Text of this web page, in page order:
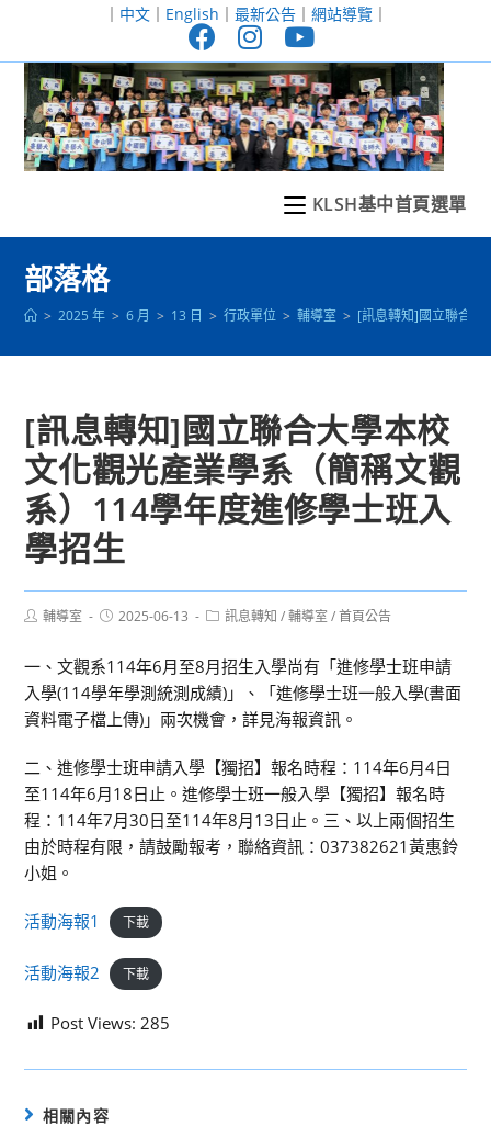
至
｜ 中文｜ English ｜ 最新公告｜ 網站導覽｜
KLSH基中首頁選單
部落格
> 2025 年 > 6 月 > 13 日 > 行政單位 > 輔導室 > [訊息轉知]國立聯合大
[訊息轉知]國立聯合大學本校
文化觀光產業學系（簡稱文觀
系）114學年度進修學士班入
學招生
Post輔導室
Post2025-06-13
Post訊息轉知 / 輔導室 / 首頁公告
一、文觀系114年6月至8月招生入學尚有「進修學士班申請
入學(114學年學測統測成績)」、「進修學士班一般入學(書面
資料電子檔上傳)」兩次機會，詳見海報資訊。
二、進修學士班申請入學【獨招】報名時程：114年6月4日
至114年6月18日止。進修學士班一般入學【獨招】報名時
程：114年7月30日至114年8月13日止。三、以上兩個招生
由於時程有限，請鼓勵報考，聯絡資訊：037382621黃惠鈴
小姐。
活動海報1 下載
活動海報2 下載
Post Views: 285
相關內容